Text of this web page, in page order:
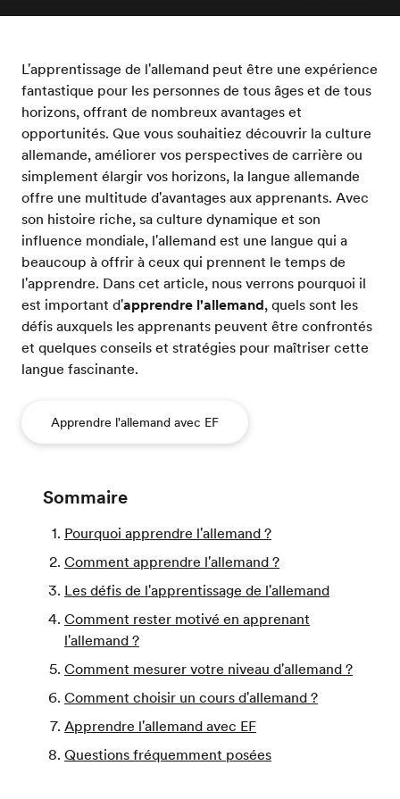
L'apprentissage de l'allemand peut être une expérience
fantastique pour les personnes de tous âges et de tous
horizons, offrant de nombreux avantages et
opportunités. Que vous souhaitiez découvrir la culture
allemande, améliorer vos perspectives de carrière ou
simplement élargir vos horizons, la langue allemande
offre une multitude d'avantages aux apprenants. Avec
son histoire riche, sa culture dynamique et son
influence mondiale, l'allemand est une langue qui a
beaucoup à offrir à ceux qui prennent le temps de
l'apprendre. Dans cet article, nous verrons pourquoi il
est important d'apprendre l'allemand, quels sont les
défis auxquels les apprenants peuvent être confrontés
et quelques conseils et stratégies pour maîtriser cette
langue fascinante.
Apprendre l'allemand avec EF
Sommaire
Pourquoi apprendre l'allemand ?
Comment apprendre l'allemand ?
Les défis de l'apprentissage de l'allemand
Comment rester motivé en apprenant
l'allemand ?
Comment mesurer votre niveau d'allemand ?
Comment choisir un cours d'allemand ?
Apprendre l'allemand avec EF
Questions fréquemment posées